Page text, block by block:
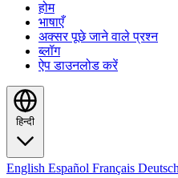
होम
भाषाएँ
अक्सर पूछे जाने वाले प्रश्न
ब्लॉग
ऐप डाउनलोड करें
हिन्दी
English Español Français Deutsch